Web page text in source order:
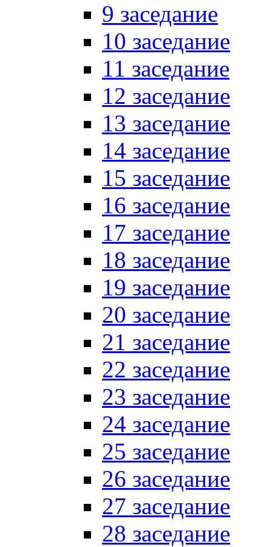
9 заседание
10 заседание
11 заседание
12 заседание
13 заседание
14 заседание
15 заседание
16 заседание
17 заседание
18 заседание
19 заседание
20 заседание
21 заседание
22 заседание
23 заседание
24 заседание
25 заседание
26 заседание
27 заседание
28 заседание